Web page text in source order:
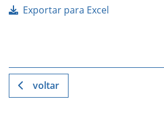
Exportar para Excel
voltar